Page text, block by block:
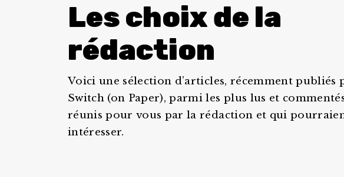
Les choix de la
rédaction
Voici une sélection d’articles, récemment publiés
Switch (on Paper), parmi les plus lus et
réunis pour vous par la rédaction et qui
intéresser.